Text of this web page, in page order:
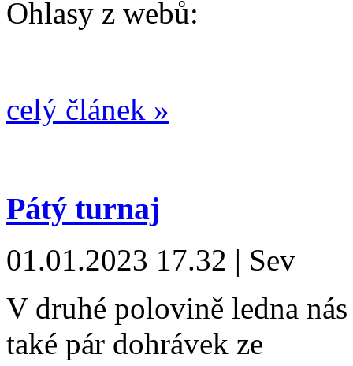
Ohlasy z webů:
celý článek »
Pátý turnaj
01.01.2023 17.32 | Sev
V druhé polovině ledna
také pár dohrávek ze